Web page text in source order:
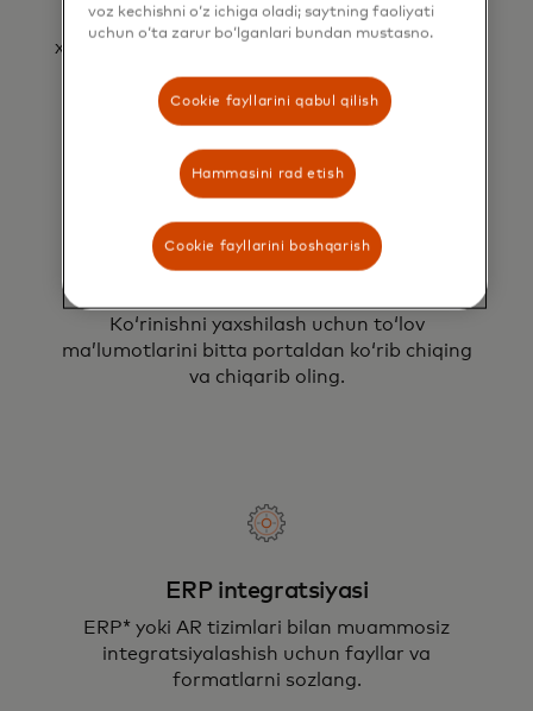
Mastercard tekshiruvidan oʻtgan korporativ
xaridorlar sizni topishlari va API orqali toʻlovni
oson amalga oshirishlari mumkin.
Koʻrinishni yaxshilash uchun toʻlov
maʼlumotlarini bitta portaldan koʻrib chiqing
va chiqarib oling.
ERP integratsiyasi
ERP* yoki AR tizimlari bilan muammosiz
integratsiyalashish uchun fayllar va
formatlarni sozlang.
voz kechishni o‘z ichiga oladi; saytning faoliyati
uchun o‘ta zarur bo‘lganlari bundan mustasno.
Cookie fayllarini qabul qilish
Hammasini rad etish
Cookie fayllarini boshqarish